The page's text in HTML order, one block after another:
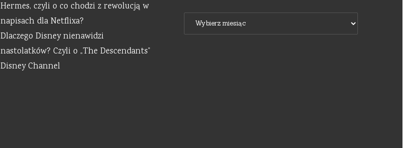
Hermes, czyli o co chodzi z rewolucją w
napisach dla Netflixa?
Dlaczego Disney nienawidzi
nastolatków? Czyli o „The Descendants”
Disney Channel
Archiwum